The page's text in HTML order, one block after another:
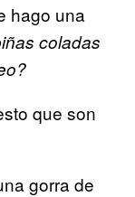
hago una
coladas
que son
gorra de